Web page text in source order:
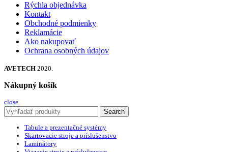
Rýchla objednávka
Kontakt
Obchodné podmienky
Reklamácie
Ako nakupovať
Ochrana osobných údajov
AVETECH 2020.
Nákupný košík
close
Search
Tabule a prezentačné systémy
Skartovacie stroje a príslušenstvo
Laminátory